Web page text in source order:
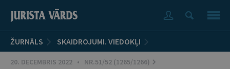
ŽURNĀLS SKAIDROJUMI. VIEDOKĻI
20. DECEMBRIS 2022 • NR.51/52 (1265/1266)